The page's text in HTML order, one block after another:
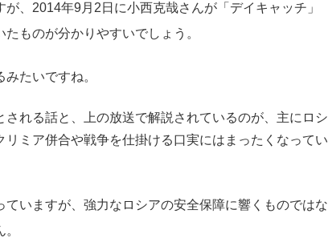
、2014年9月2日に小西克哉さんが「デイキャッチ」
ものが分かりやすいでしょう。
たいですね。
れる話と、上の放送で解説されているのが、主にロシ
ミア併合や戦争を仕掛ける口実にはまったくなってい
いますが、強力なロシアの安全保障に響くものではな